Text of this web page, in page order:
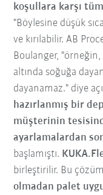
koşullara karşı
"Böylesine düşük
ve kırılabilir. AB
Boulanger, "örneğin,
altında soğuğa
dayanamaz." diye
hazırlanmış bir
müşterinin
ayarlamalardan
başlamıştı.
birleştirilir. Bu
olmadan palet